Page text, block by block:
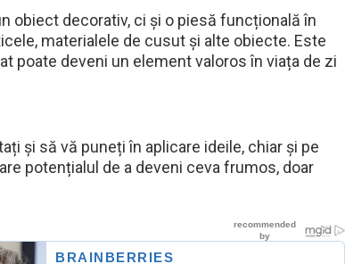
obiect decorativ, ci și o piesă funcțională în
materialele de cusut și alte obiecte. Este
poate deveni un element valoros în viața de zi
și să vă puneți în aplicare ideile, chiar și pe
potențialul de a deveni ceva frumos, doar